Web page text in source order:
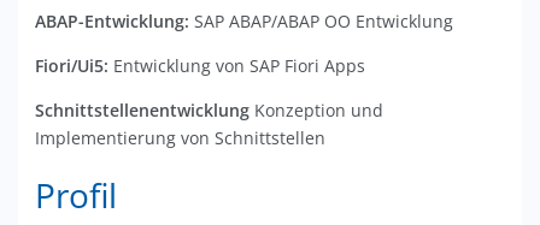
ABAP-Entwicklung: SAP ABAP/ABAP OO Entwicklung
Fiori/Ui5: Entwicklung von SAP Fiori Apps
Schnittstellenentwicklung Konzeption und
Implementierung von Schnittstellen
Profil